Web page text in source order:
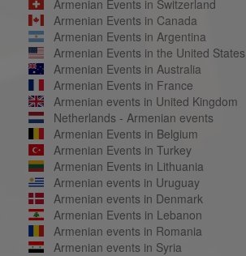
Armenian Events in Switzerland
Armenian Events in Canada
Armenian Events in Argentina
Armenian Events in the United States
Armenian Events in Australia
Armenian Events in France
Armenian events in United Kingdom
Netherlands - Armenian events
Armenian Events in Belgium
Armenian Events in Turkey
Armenian Events in Lithuania
Armenian events in Uruguay
Armenian events in Denmark
Armenian Events in Lebanon
Armenian events in Romania
Armenian events in Syria